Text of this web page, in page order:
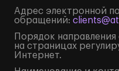
Адрес электронной
обращений:
Порядок
на страницах
Интернет.